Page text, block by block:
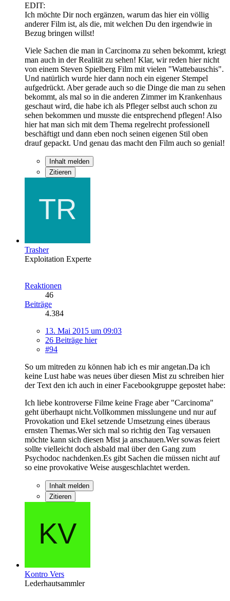
EDIT:
Ich möchte Dir noch ergänzen, warum das hier ein völlig
anderer Film ist, als die, mit welchen Du den irgendwie in
Bezug bringen willst!
Viele Sachen die man in Carcinoma zu sehen bekommt, kriegt
man auch in der Realität zu sehen! Klar, wir reden hier nicht
von einem Steven Spielberg Film mit vielen "Wattebauschis".
Und natürlich wurde hier dann noch ein eigener Stempel
aufgedrückt. Aber gerade auch so die Dinge die man zu sehen
bekommt, als mal so in die anderen Zimmer im Krankenhaus
geschaut wird, die habe ich als Pfleger selbst auch schon zu
sehen bekommen und musste die entsprechend pflegen! Also
hier hat man sich mit dem Thema regelrecht professionell
beschäftigt und dann eben noch seinen eigenen Stil oben
drauf gepackt. Und genau das macht den Film auch so genial!
Inhalt melden
Zitieren
Trasher
Exploitation Experte
Reaktionen
46
Beiträge
4.384
13. Mai 2015 um 09:03
26 Beiträge hier
#94
So um mitreden zu können hab ich es mir angetan.Da ich
keine Lust habe was neues über diesen Mist zu schreiben hier
der Text den ich auch in einer Facebookgruppe gepostet habe:
Ich liebe kontroverse Filme keine Frage aber "Carcinoma"
geht überhaupt nicht.Vollkommen misslungene und nur auf
Provokation und Ekel setzende Umsetzung eines überaus
ernsten Themas.Wer sich mal so richtig den Tag versauen
möchte kann sich diesen Mist ja anschauen.Wer sowas feiert
sollte vielleicht doch alsbald mal über den Gang zum
Psychodoc nachdenken.Es gibt Sachen die müssen nicht auf
so eine provokative Weise ausgeschlachtet werden.
Inhalt melden
Zitieren
Kontro Vers
Lederhautsammler